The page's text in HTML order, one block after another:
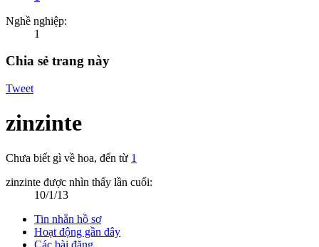
Nghề nghiệp:
1
Chia sẻ trang này
Tweet
zinzinte
Chưa biết gì về hoa, đến từ 1
zinzinte được nhìn thấy lần cuối:
10/1/13
Tin nhắn hồ sơ
Hoạt động gần đây
Các bài đăng